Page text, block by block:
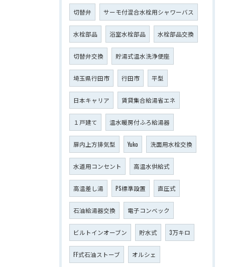
切替弁 サーモ付混合水栓用シャワーバス
水栓部品 浴室水栓部品 水栓部品交換
切替弁交換 貯湯式温水洗浄便座
埼玉県行田市 行田市 平型
日本キャリア 賃貸集合給湯省エネ
１戸建て 温水暖房付ふろ給湯器
扉内上方排気型 Yuko 洗面用水栓交換
水道用コンセント 高温水供給式
高温差し湯 PS標準設置 直圧式
石油給湯器交換 電子コンベック
ビルトインオーブン 貯水式 3万キロ
FF式石油ストーブ オルシェ